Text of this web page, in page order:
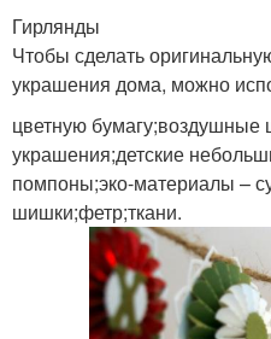
Гирлянды
Чтобы сделать
украшения дома, можно
цветную
украшения;детские
помпоны;эко-материалы –
шишки;фетр;ткани.